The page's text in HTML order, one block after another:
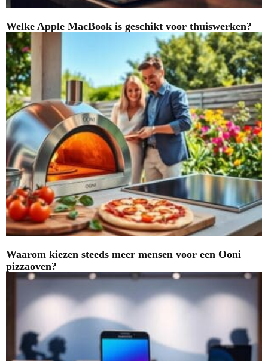
Welke Apple MacBook is geschikt voor thuiswerken?
Waarom kiezen steeds meer mensen voor een Ooni
pizzaoven?